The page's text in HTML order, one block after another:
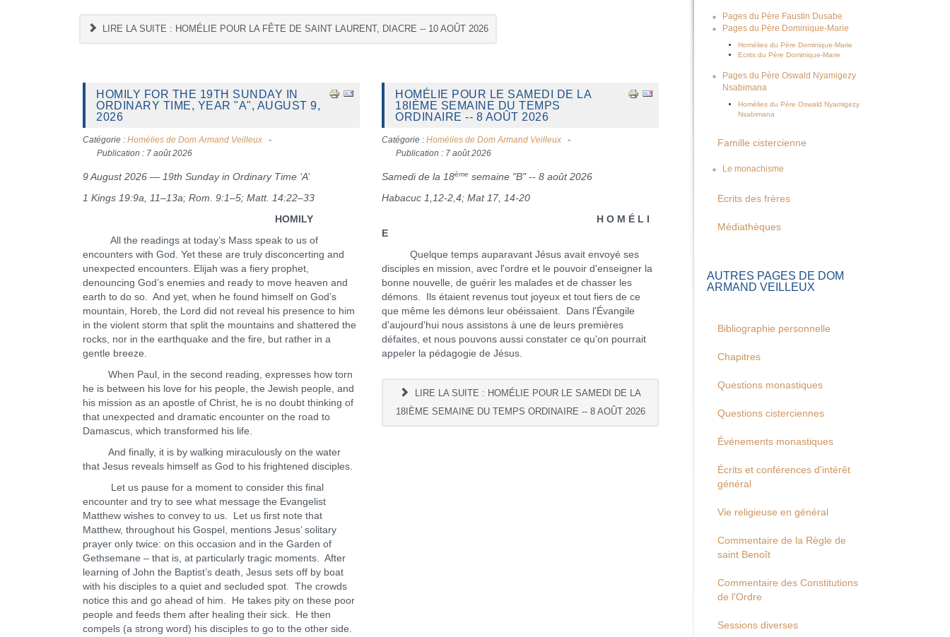
LIRE LA SUITE : HOMÉLIE POUR LA FÊTE DE SAINT LAURENT, DIACRE -- 10 AOÛT 2026
HOMILY FOR THE 19TH SUNDAY IN
ORDINARY TIME, YEAR "A", AUGUST 9,
2026
Catégorie : Homélies de Dom Armand Veilleux
Publication : 7 août 2026
9 August 2026 — 19th Sunday in Ordinary Time ‘A’
1 Kings 19:9a, 11–13a; Rom. 9:1–5; Matt. 14:22–33
HOMILY
All the readings at today’s Mass speak to us of
encounters with God. Yet these are truly disconcerting and
unexpected encounters. Elijah was a fiery prophet,
denouncing God’s enemies and ready to move heaven and
earth to do so. And yet, when he found himself on God’s
mountain, Horeb, the Lord did not reveal his presence to him
in the violent storm that split the mountains and shattered the
rocks, nor in the earthquake and the fire, but rather in a
gentle breeze.
When Paul, in the second reading, expresses how torn
he is between his love for his people, the Jewish people, and
his mission as an apostle of Christ, he is no doubt thinking of
that unexpected and dramatic encounter on the road to
Damascus, which transformed his life.
And finally, it is by walking miraculously on the water
that Jesus reveals himself as God to his frightened disciples.
Let us pause for a moment to consider this final
encounter and try to see what message the Evangelist
Matthew wishes to convey to us. Let us first note that
Matthew, throughout his Gospel, mentions Jesus’ solitary
prayer only twice: on this occasion and in the Garden of
Gethsemane – that is, at particularly tragic moments. After
learning of John the Baptist’s death, Jesus sets off by boat
with his disciples to a quiet and secluded spot. The crowds
notice this and go ahead of him. He takes pity on these poor
people and feeds them after healing their sick. He then
compels (a strong word) his disciples to go to the other side.
HOMÉLIE POUR LE SAMEDI DE LA
18IÈME SEMAINE DU TEMPS
ORDINAIRE -- 8 AOÛT 2026
Catégorie :Homélies de Dom Armand Veilleux
Publication : 7 août 2026
Samedi de la 18ème semaine "B" -- 8 août 2026
Habacuc 1,12-2,4; Mat 17, 14-20
H O M É L I
E
Quelque temps auparavant Jésus avait envoyé ses
disciples en mission, avec l'ordre et le pouvoir d'enseigner la
bonne nouvelle, de guérir les malades et de chasser les
démons. Ils étaient revenus tout joyeux et tout fiers de ce
que même les démons leur obéissaient. Dans l'Évangile
d'aujourd'hui nous assistons à une de leurs premières
défaites, et nous pouvons aussi constater ce qu'on pourrait
appeler la pédagogie de Jésus.
LIRE LA SUITE : HOMÉLIE POUR LE SAMEDI DE LA
18IÈME SEMAINE DU TEMPS ORDINAIRE -- 8 AOÛT 2026
Pages du Père Faustin Dusabe
Pages du Père Dominique-Marie
Homélies du Père Dominique-Marie
Ecrits du Père Dominique-Marie
Pages du Père Oswald Nyamigezy
Nsabimana
Homélies du Père Oswald Nyamigezy
Nsabimana
Famille cistercienne
Le monachisme
Ecrits des frères
Médiathèques
AUTRES PAGES DE DOM
ARMAND VEILLEUX
Bibliographie personnelle
Chapitres
Questions monastiques
Questions cisterciennes
Événements monastiques
Écrits et conférences d'intérêt
général
Vie religieuse en général
Commentaire de la Règle de
saint Benoît
Commentaire des Constitutions
de l'Ordre
Sessions diverses